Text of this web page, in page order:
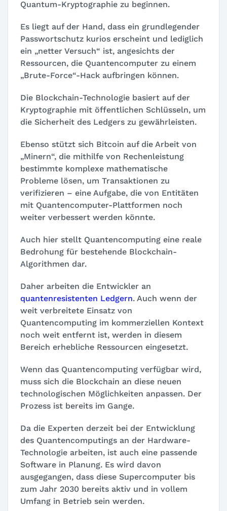
Quantum-Kryptographie zu beginnen.
Es liegt auf der Hand, dass ein grundlegender
Passwortschutz kurios erscheint und lediglich
ein „netter Versuch“ ist, angesichts der
Ressourcen, die Quantencomputer zu einem
„Brute-Force“-Hack aufbringen können.
Die Blockchain-Technologie basiert auf der
Kryptographie mit öffentlichen Schlüsseln, um
die Sicherheit des Ledgers zu gewährleisten.
Ebenso stützt sich Bitcoin auf die Arbeit von
„Minern“, die mithilfe von Rechenleistung
bestimmte komplexe mathematische
Probleme lösen, um Transaktionen zu
verifizieren – eine Aufgabe, die von Entitäten
mit Quantencomputer-Plattformen noch
weiter verbessert werden könnte.
Auch hier stellt Quantencomputing eine reale
Bedrohung für bestehende Blockchain-
Algorithmen dar.
Daher arbeiten die Entwickler an
quantenresistenten Ledgern. Auch wenn der
weit verbreitete Einsatz von
Quantencomputing im kommerziellen Kontext
noch weit entfernt ist, werden in diesem
Bereich erhebliche Ressourcen eingesetzt.
Wenn das Quantencomputing verfügbar wird,
muss sich die Blockchain an diese neuen
technologischen Möglichkeiten anpassen. Der
Prozess ist bereits im Gange.
Da die Experten derzeit bei der Entwicklung
des Quantencomputings an der Hardware-
Technologie arbeiten, ist auch eine passende
Software in Planung. Es wird davon
ausgegangen, dass diese Supercomputer bis
zum Jahr 2030 bereits aktiv und in vollem
Umfang in Betrieb sein werden.